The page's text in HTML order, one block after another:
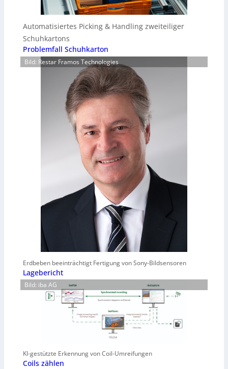
Automatisiertes Picking & Handling zweiteiliger
Schuhkartons
Problemfall Schuhkarton
Bild: Restar Framos Technologies
Erdbeben beeinträchtigt Fertigung von Sony-Bildsensoren
Lagebericht
Bild: iba AG
KI-gestützte Erkennung von Coil-Umreifungen
Coils zählen